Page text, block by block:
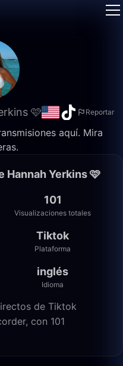
🩷 Reportar
aquí. Mira
Hannah Yerkins 🩷
101
Visualizaciones totales
Tiktok
Plataforma
inglés
Idioma
de Tiktok
con 101